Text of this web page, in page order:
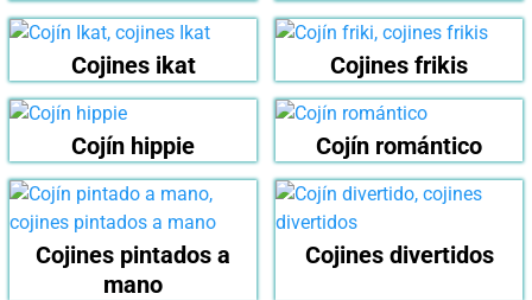
Cojines ikat Cojines frikis
Cojín hippie Cojín romántico
Cojines pintados a
mano
Cojines divertidos